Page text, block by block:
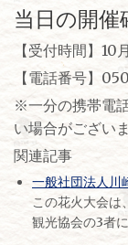
当日の開催
【受付時間】
【電話番号】
※一分の携帯電
い場合がござい
関連記事
一般社団法人
この花火大会は
観光協会の3者